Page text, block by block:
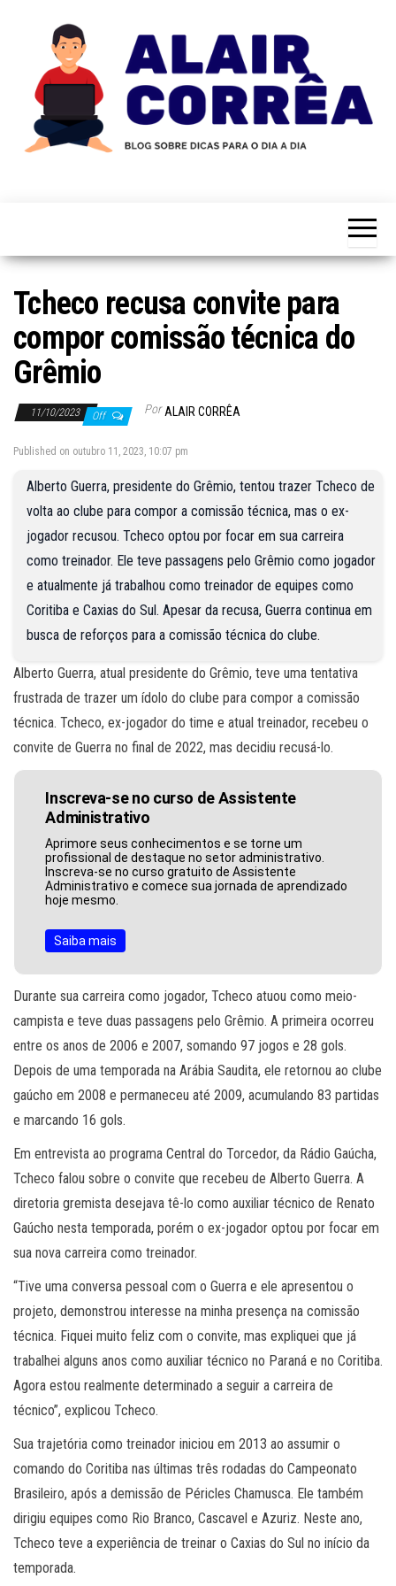
content
Corrêa
Educação e
Tcheco recusa convite para
compor comissão técnica do
Grêmio
11/10/2023 Off Por ALAIR CORRÊA
Published on outubro 11, 2023, 10:07 pm
Alberto Guerra, presidente do Grêmio, tentou trazer Tcheco de
volta ao clube para compor a comissão técnica, mas o ex-
jogador recusou. Tcheco optou por focar em sua carreira
como treinador. Ele teve passagens pelo Grêmio como jogador
e atualmente já trabalhou como treinador de equipes como
Coritiba e Caxias do Sul. Apesar da recusa, Guerra continua em
busca de reforços para a comissão técnica do clube.
Alberto Guerra, atual presidente do Grêmio, teve uma tentativa
frustrada de trazer um ídolo do clube para compor a comissão
técnica. Tcheco, ex-jogador do time e atual treinador, recebeu o
convite de Guerra no final de 2022, mas decidiu recusá-lo.
Inscreva-se no curso de Assistente
Administrativo
Aprimore seus conhecimentos e se torne um
profissional de destaque no setor administrativo.
Inscreva-se no curso gratuito de Assistente
Administrativo e comece sua jornada de aprendizado
hoje mesmo.
Saiba mais
Durante sua carreira como jogador, Tcheco atuou como meio-
campista e teve duas passagens pelo Grêmio. A primeira ocorreu
entre os anos de 2006 e 2007, somando 97 jogos e 28 gols.
Depois de uma temporada na Arábia Saudita, ele retornou ao clube
gaúcho em 2008 e permaneceu até 2009, acumulando 83 partidas
e marcando 16 gols.
Em entrevista ao programa Central do Torcedor, da Rádio Gaúcha,
Tcheco falou sobre o convite que recebeu de Alberto Guerra. A
diretoria gremista desejava tê-lo como auxiliar técnico de Renato
Gaúcho nesta temporada, porém o ex-jogador optou por focar em
sua nova carreira como treinador.
“Tive uma conversa pessoal com o Guerra e ele apresentou o
projeto, demonstrou interesse na minha presença na comissão
técnica. Fiquei muito feliz com o convite, mas expliquei que já
trabalhei alguns anos como auxiliar técnico no Paraná e no Coritiba.
Agora estou realmente determinado a seguir a carreira de
técnico”, explicou Tcheco.
Sua trajetória como treinador iniciou em 2013 ao assumir o
comando do Coritiba nas últimas três rodadas do Campeonato
Brasileiro, após a demissão de Péricles Chamusca. Ele também
dirigiu equipes como Rio Branco, Cascavel e Azuriz. Neste ano,
Tcheco teve a experiência de treinar o Caxias do Sul no início da
temporada.